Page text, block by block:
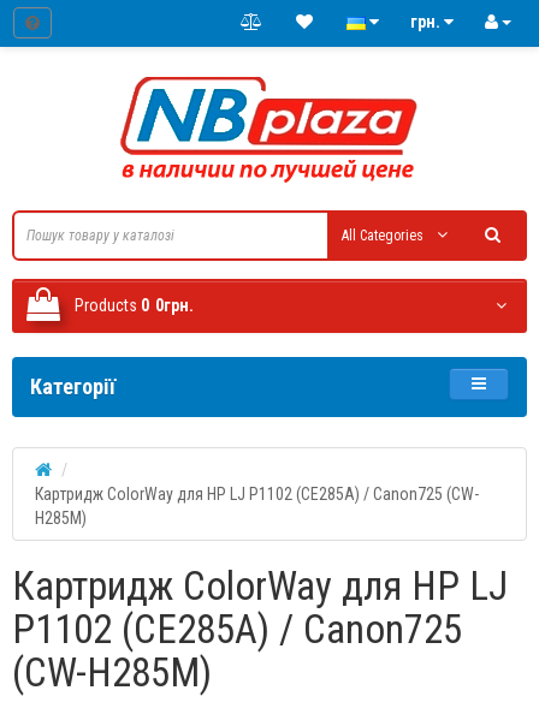
грн.
All Categories
Products 0 0грн.
Категорії
Картридж ColorWay для HP LJ P1102 (CE285A) / Canon725 (CW-
H285M)
Картридж ColorWay для HP LJ
P1102 (CE285A) / Canon725
(CW-H285M)